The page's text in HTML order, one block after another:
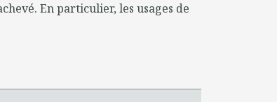
En particulier, les usages de